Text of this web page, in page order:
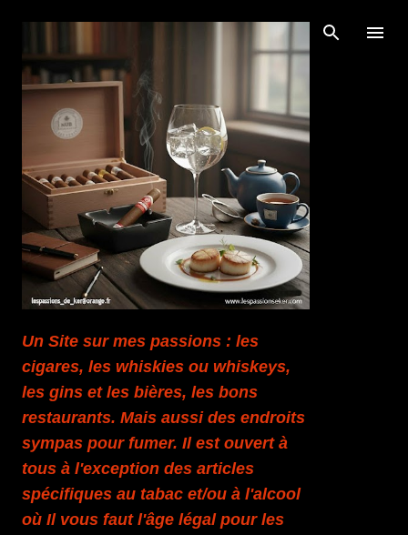
Accéder au contenu principal
Un Site sur mes passions : les
cigares, les whiskies ou whiskeys,
les gins et les bières, les bons
restaurants. Mais aussi des endroits
sympas pour fumer. Il est ouvert à
tous à l'exception des articles
spécifiques au tabac et/ou à l'alcool
où Il vous faut l'âge légal pour les